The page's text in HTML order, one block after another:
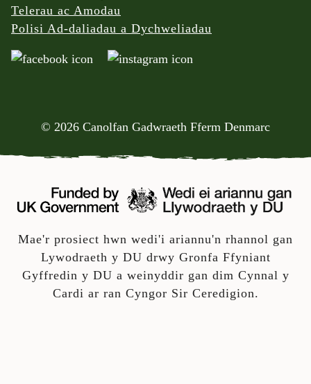
Telerau ac Amodau
Polisi Ad-daliadau a Dychweliadau
© 2026 Canolfan Gadwraeth Fferm Denmarc
Mae'r prosiect hwn wedi'i ariannu'n rhannol gan
Lywodraeth y DU drwy Gronfa Ffyniant
Gyffredin y DU a weinyddir gan dim Cynnal y
Cardi ar ran Cyngor Sir Ceredigion.